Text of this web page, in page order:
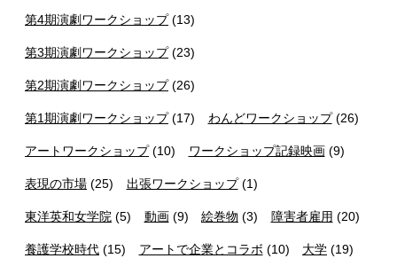
第4期演劇ワークショップ(13)
第3期演劇ワークショップ(23)
第2期演劇ワークショップ(26)
第1期演劇ワークショップ(17) わんどワークショップ(26)
アートワークショップ(10) ワークショップ記録映画(9)
表現の市場 (25) 出張ワークショップ(1)
東洋英和女学院 (5) 動画(9) 絵巻物 (3) 障害者雇用 (20)
養護学校時代 (15) アートで企業とコラボ (10) 大学 (19)